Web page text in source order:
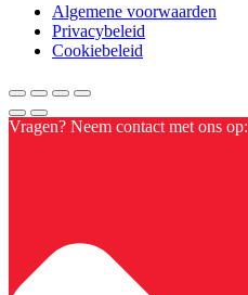
Algemene voorwaarden
Privacybeleid
Cookiebeleid
Vragen? Neem contact met ons op: